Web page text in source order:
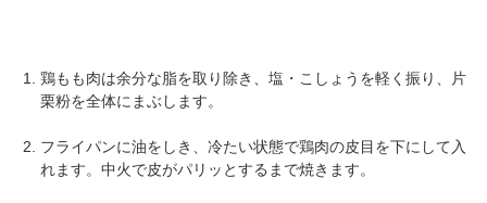
鶏もも肉は余分な脂を取り除き、塩・こしょうを軽く振り、片
栗粉を全体にまぶします。
フライパンに油をしき、冷たい状態で鶏肉の皮目を下にして入
れます。中火で皮がパリッとするまで焼きます。